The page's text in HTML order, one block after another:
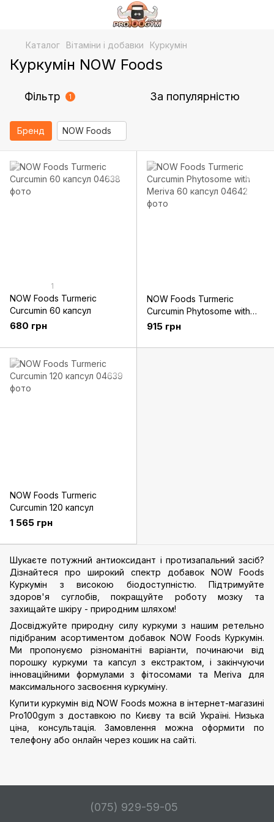
Каталог Bітаміни і добавки Куркумін
Куркумін NOW Foods
Фільтр 1 За популярністю
Бренд NOW Foods
1
NOW Foods Turmeric
Curcumin 60 капсул
680 грн
NOW Foods Turmeric
Curcumin Phytosome with
Meriva 60 капсул
915 грн
NOW Foods Turmeric
Curcumin 120 капсул
1 565 грн
Шукаєте потужний антиоксидант і протизапальний засіб?
Дізнайтеся про широкий спектр добавок NOW Foods
Куркумін з високою біодоступністю. Підтримуйте
здоров'я суглобів, покращуйте роботу мозку та
захищайте шкіру - природним шляхом!
Досвіджуйте природну силу куркуми з нашим ретельно
підібраним асортиментом добавок NOW Foods Куркумін.
Ми пропонуємо різноманітні варіанти, починаючи від
порошку куркуми та капсул з екстрактом, і закінчуючи
інноваційними формулами з фітосомами та Meriva для
максимального засвоєння куркуміну.
Купити куркумін від NOW Foods можна в інтернет-магазині
Pro100gym з доставкою по Києву та всій Україні. Низька
ціна, консультація. Замовлення можна оформити по
телефону або онлайн через кошик на сайті.
(075) 929-59-05